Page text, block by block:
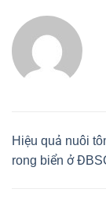
Hiệu quả nuôi
rong biển ở